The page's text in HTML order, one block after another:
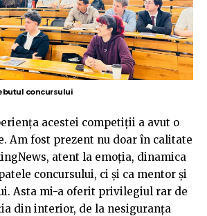
concursului
acestei competiții a avut o
Am fost prezent nu doar în calitate
atent la emoția, dinamica
concursului, ci și ca mentor și
Asta mi-a oferit privilegiul rar de
din interior, de la nesiguranța